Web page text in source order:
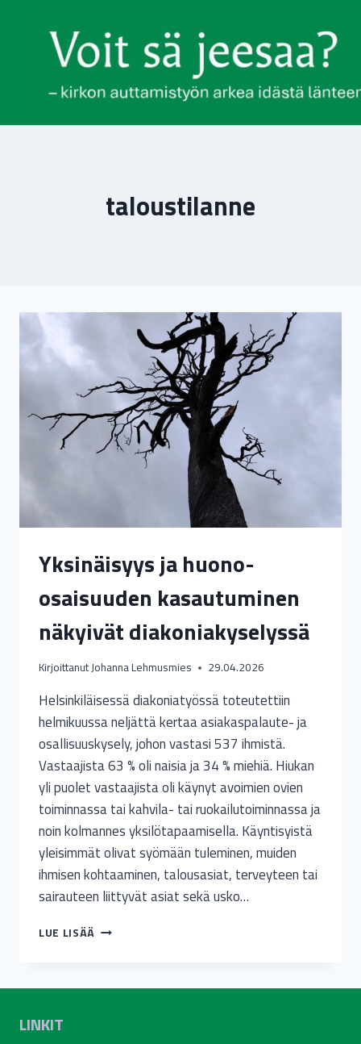
sisältöön
taloustilanne
Yksinäisyys ja huono-
osaisuuden kasautuminen
näkyivät diakoniakyselyssä
KirjoittanutJohanna Lehmusmies 29.04.2026
Helsinkiläisessä diakoniatyössä toteutettiin
helmikuussa neljättä kertaa asiakaspalaute- ja
osallisuuskysely, johon vastasi 537 ihmistä.
Vastaajista 63 % oli naisia ja 34 % miehiä. Hiukan
yli puolet vastaajista oli käynyt avoimien ovien
toiminnassa tai kahvila- tai ruokailutoiminnassa ja
noin kolmannes yksilötapaamisella. Käyntisyistä
yleisimmät olivat syömään tuleminen, muiden
ihmisen kohtaaminen, talousasiat, terveyteen tai
sairauteen liittyvät asiat sekä usko…
LUE LISÄÄ YKSINÄISYYS
LINKIT